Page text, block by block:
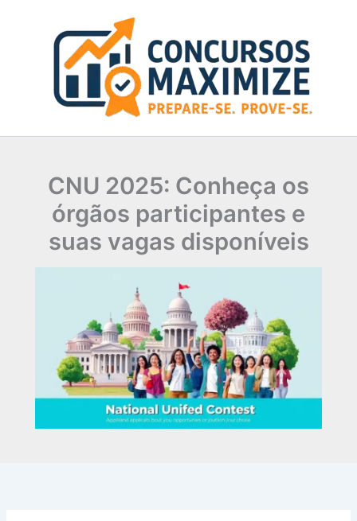
CNU 2025: Conheça os
órgãos participantes e
suas vagas disponíveis